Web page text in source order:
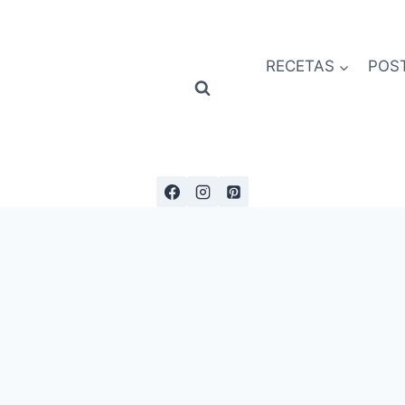
RECETAS